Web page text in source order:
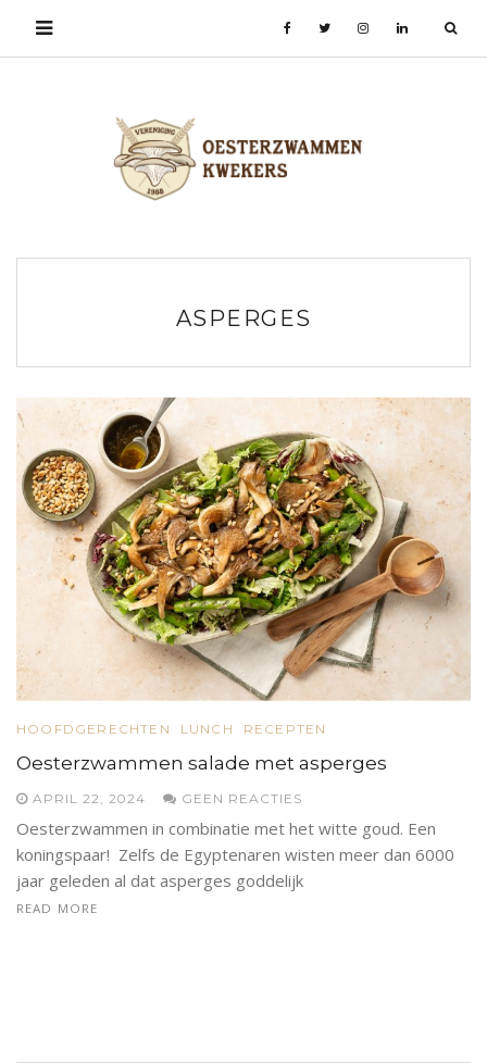
ASPERGES
HOOFDGERECHTEN LUNCH RECEPTEN
Oesterzwammen salade met asperges
APRIL 22, 2024 GEEN REACTIES
Oesterzwammen in combinatie met het witte goud. Een
koningspaar! Zelfs de Egyptenaren wisten meer dan 6000
jaar geleden al dat asperges goddelijk
READ MORE